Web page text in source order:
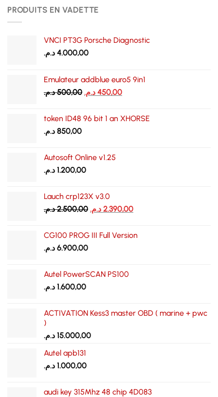
PRODUITS EN VADETTE
VNCI PT3G Porsche Diagnostic
4.000,00 د.م.
Emulateur addblue euro5 9in1
500,00 د.م.
Le
était :
450,00 د.م.
Le
est :
token ID48 96 bit 1 an XHORSE
850,00 د.م.
Autosoft Online v1.25
1.200,00 د.م.
Lauch crp123X v3.0
2.500,00 د.م.
Le
était :
2.390,00 د.م.
Le
est :
CG100 PROG III Full Version
6.900,00 د.م.
Autel PowerSCAN PS100
1.600,00 د.م.
ACTIVATION Kess3 master OBD ( marine + pwc
)
15.000,00 د.م.
Autel apb131
1.000,00 د.م.
audi key 315Mhz 48 chip 4D083